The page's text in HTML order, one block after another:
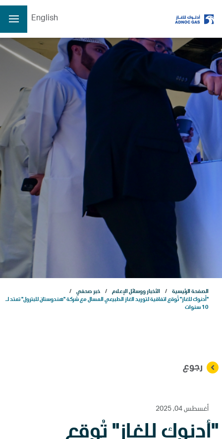
English
الصفحة الرئيسية
عن الشركة
عن الشركة
عملياتنا
الذكاء الاصطناعي
علاقات المستثمرين
اتصل بنا
الصفحة الرئيسية الأخبار ووسائل الإعلام
خبر صحفي
"أدنوك للغاز" تُوقع اتفاقية لتوريد الغاز الطبيعي المسال مع شركة "هندوستان للبترول" تمتد لـ
10 سنوات
رجوع
أغسطس 04, 2025
"أدنوك للغاز" تُوقع